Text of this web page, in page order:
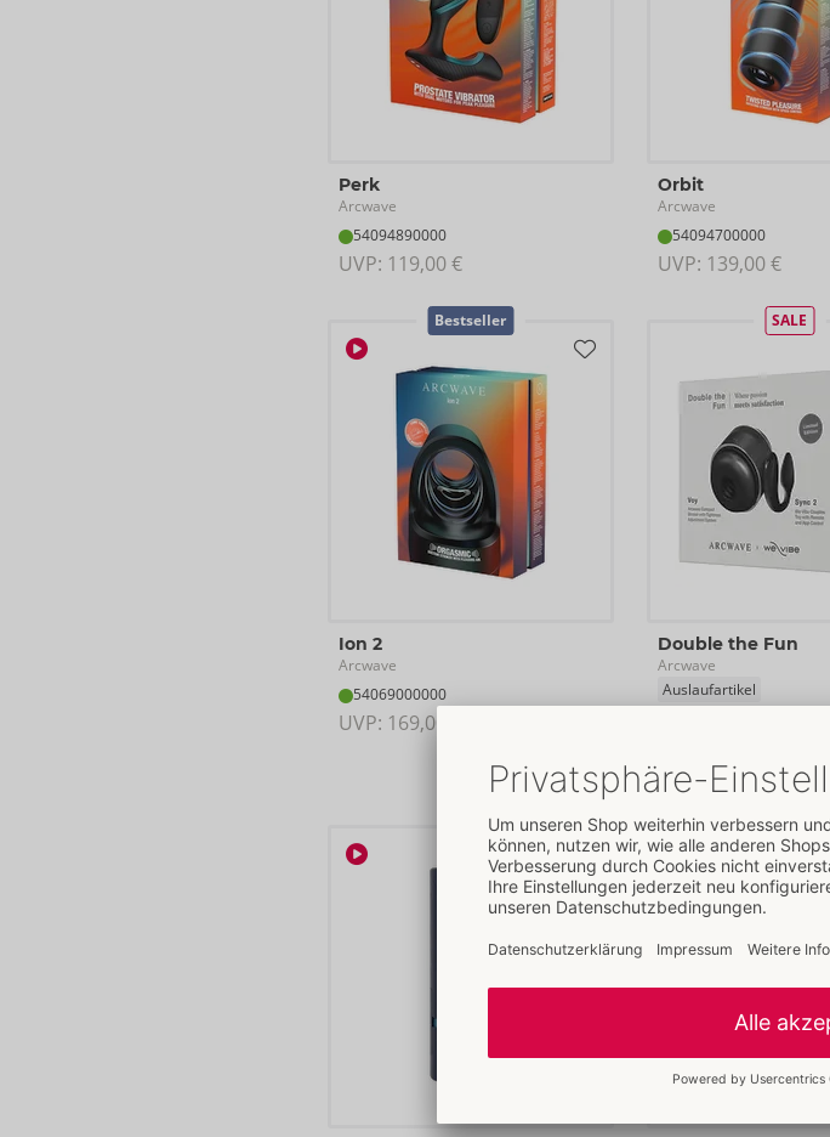
Perk
Arcwave
54094890000
UVP: 119,00 €
Orbit
Arcwave
54094700000
UVP: 139,00 €
Bestseller
Ion 2
Arcwave
54069000000
UVP: 169,00 €
SALE
Double the Fun
Arcwave
Auslaufartikel
SALE